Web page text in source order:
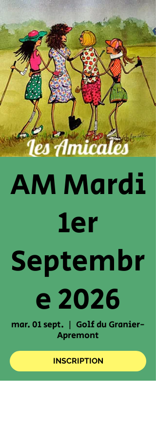
AM Mardi
1er
Septembr
e 2026
mar. 01 sept.
  |
Golf du Granier-
Apremont
INSCRIPTION